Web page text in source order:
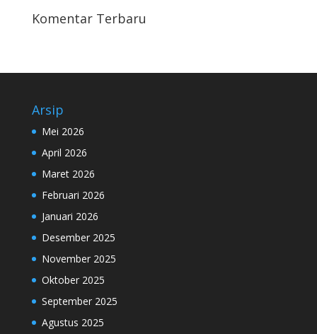
Komentar Terbaru
Arsip
Mei 2026
April 2026
Maret 2026
Februari 2026
Januari 2026
Desember 2025
November 2025
Oktober 2025
September 2025
Agustus 2025